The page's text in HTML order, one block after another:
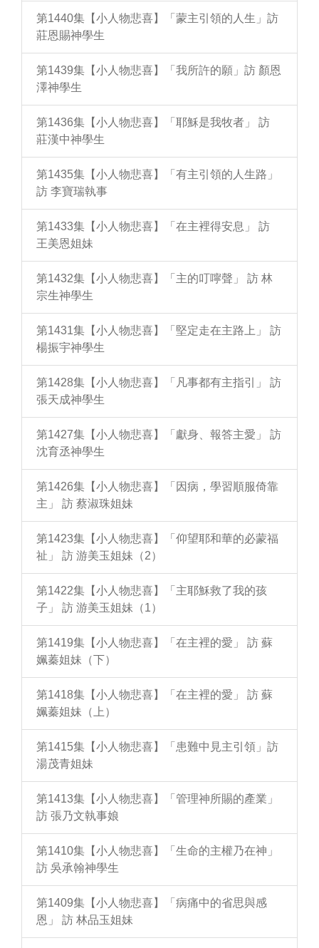
第1440集【小人物悲喜】「蒙主引領的人生」訪
莊恩賜神學生
第1439集【小人物悲喜】「我所許的願」訪 顏恩
澤神學生
第1436集【小人物悲喜】「耶穌是我牧者」 訪
莊漢中神學生
第1435集【小人物悲喜】「有主引領的人生路」
訪 李寶瑞執事
第1433集【小人物悲喜】「在主裡得安息」 訪
王美恩姐妹
第1432集【小人物悲喜】「主的叮嚀聲」 訪 林
宗生神學生
第1431集【小人物悲喜】「堅定走在主路上」 訪
楊振宇神學生
第1428集【小人物悲喜】「凡事都有主指引」 訪
張天成神學生
第1427集【小人物悲喜】「獻身、報答主愛」 訪
沈育丞神學生
第1426集【小人物悲喜】「因病，學習順服倚靠
主」 訪 蔡淑珠姐妹
第1423集【小人物悲喜】「仰望耶和華的必蒙福
祉」 訪 游美玉姐妹（2）
第1422集【小人物悲喜】「主耶穌救了我的孩
子」 訪 游美玉姐妹（1）
第1419集【小人物悲喜】「在主裡的愛」 訪 蘇
姵蓁姐妹（下）
第1418集【小人物悲喜】「在主裡的愛」 訪 蘇
姵蓁姐妹（上）
第1415集【小人物悲喜】「患難中見主引領」訪
湯茂青姐妹
第1413集【小人物悲喜】「管理神所賜的產業」
訪 張乃文執事娘
第1410集【小人物悲喜】「生命的主權乃在神」
訪 吳承翰神學生
第1409集【小人物悲喜】「病痛中的省思與感
恩」 訪 林品玉姐妹